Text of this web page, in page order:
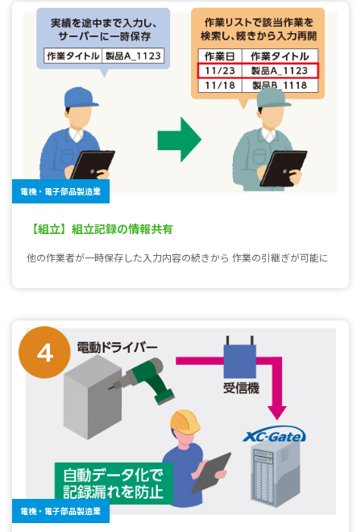
電機・電子部品製造業
【組立】組立記録の情報共有
他の作業者が一時保存した入力内容の続きから 作業の引継ぎが可能に
電機・電子部品製造業